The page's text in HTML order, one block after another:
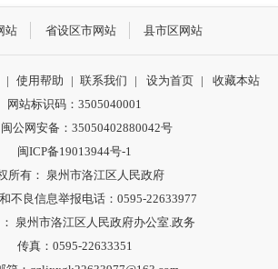
站 省设区市网站 县市区网站
| 使用帮助 | 联系我们 | 设为首页 |
收藏本站
网站标识码：3505040001
闽公网安备：35050402880042号
闽ICP备19013944号-1
所有： 泉州市洛江区人民政府
不良信息举报电话：0595-22633977
泉州市洛江区人民政府办公室.政务
传真：0595-22633351